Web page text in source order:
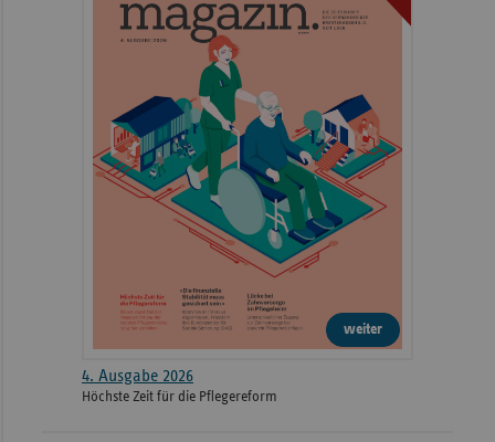
weiter
4. Ausgabe 2026
Höchste Zeit für die Pflegereform